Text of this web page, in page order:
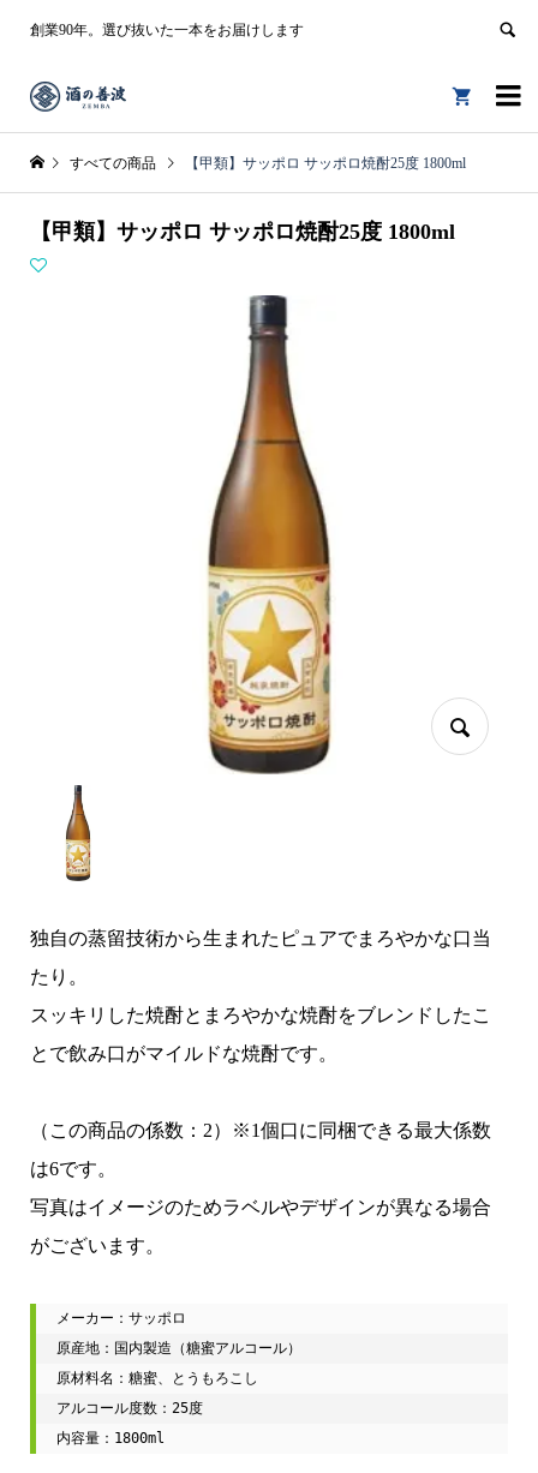
創業90年。選び抜いた一本をお届けします


すべての商品 【甲類】サッポロ サッポロ焼酎25度 1800ml
【甲類】サッポロ サッポロ焼酎25度 1800ml
独自の蒸留技術から生まれたピュアでまろやかな口当
たり。
スッキリした焼酎とまろやかな焼酎をブレンドしたこ
とで飲み口がマイルドな焼酎です。
（この商品の係数：2）※1個口に同梱できる最大係数
は6です。
写真はイメージのためラベルやデザインが異なる場合
がございます。
メーカー：サッポロ
原産地：国内製造（糖蜜アルコール）
原材料名：糖蜜、とうもろこし
アルコール度数：25度
内容量：1800ml